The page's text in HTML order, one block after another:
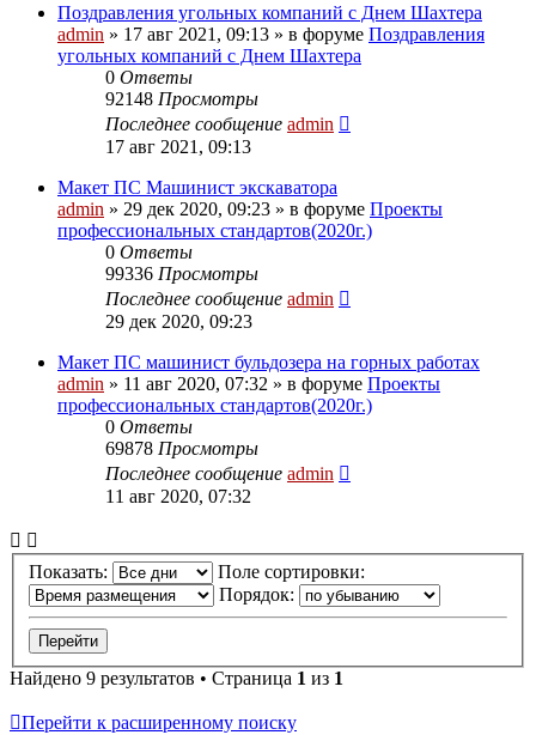
Поздравления угольных компаний с Днем Шахтера
admin » 17 авг 2021, 09:13 » в форуме Поздравления
угольных компаний с Днем Шахтера
0 Ответы
92148 Просмотры
Последнее сообщение admin
17 авг 2021, 09:13
Макет ПС Машинист экскаватора
admin » 29 дек 2020, 09:23 » в форуме Проекты
профессиональных стандартов(2020г.)
0 Ответы
99336 Просмотры
Последнее сообщение admin
29 дек 2020, 09:23
Макет ПС машинист бульдозера на горных работах
admin » 11 авг 2020, 07:32 » в форуме Проекты
профессиональных стандартов(2020г.)
0 Ответы
69878 Просмотры
Последнее сообщение admin
11 авг 2020, 07:32
Показать:
Поле сортировки:
Порядок:
Найдено 9 результатов • Страница 1 из 1
Перейти к расширенному поиску